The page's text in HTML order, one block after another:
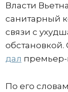
Власти
санитарный
связи с
дал
По его